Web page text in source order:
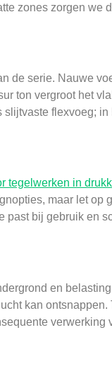
zones zorgen we
de serie. Nauwe
ton vergroot het
flexvoeg; in
tegelwerken in
maar let op
past bij gebruik en
en
kan ontsnappen.
verwerking